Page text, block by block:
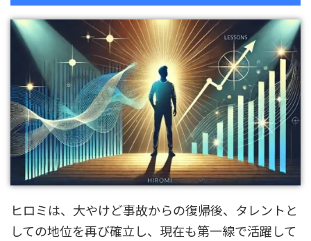
ヒロミは、大やけど事故からの復帰後、タレントと
しての地位を再び確立し、現在も第一線で活躍して